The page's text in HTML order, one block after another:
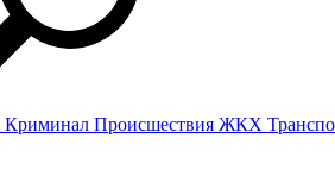
Криминал Происшествия ЖКХ